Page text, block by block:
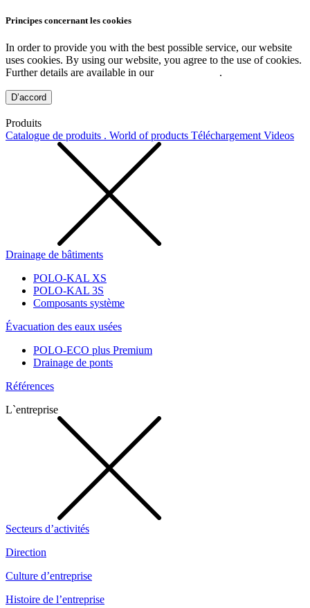
Principes concernant les cookies
In order to provide you with the best possible service, our website
uses cookies. By using our website, you agree to the use of cookies.
Further details are available in our
.
D’accord
Produits
Catalogue de produits . World of products Téléchargement Videos
Drainage de bâtiments
POLO-KAL XS
POLO-KAL 3S
Composants système
Évacuation des eaux usées
POLO-ECO plus Premium
Drainage de ponts
Références
L`entreprise
Secteurs d’activités
Direction
Culture d’entreprise
Histoire de l’entreprise